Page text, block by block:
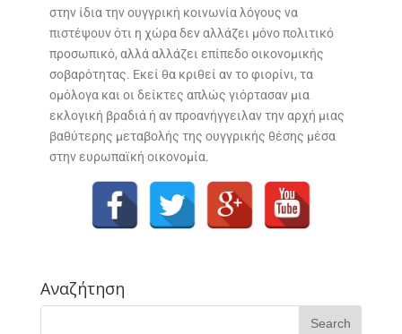
στην ίδια την ουγγρική κοινωνία λόγους να
πιστέψουν ότι η χώρα δεν αλλάζει μόνο πολιτικό
προσωπικό, αλλά αλλάζει επίπεδο οικονομικής
σοβαρότητας. Εκεί θα κριθεί αν το φιορίνι, τα
ομόλογα και οι δείκτες απλώς γιόρτασαν μια
εκλογική βραδιά ή αν προανήγγειλαν την αρχή μιας
βαθύτερης μεταβολής της ουγγρικής θέσης μέσα
στην ευρωπαϊκή οικονομία.
Αναζήτηση